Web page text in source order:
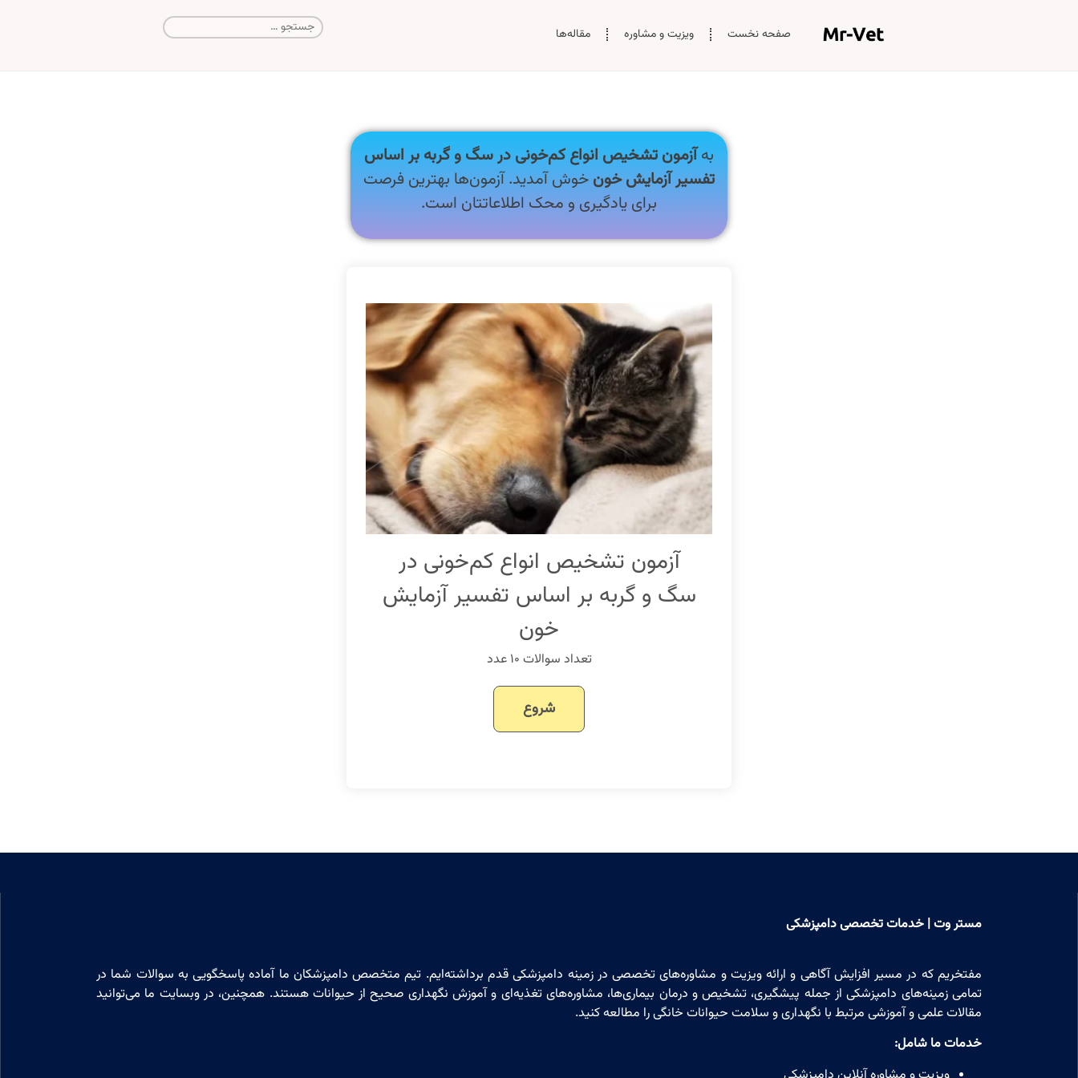
صفحه نخست ویزیت و مشاوره مقاله‌‌ها
بهآزمون تشخیص انواع کم‌خونی در سگ و گربه بر اساس
تفسیر آزمایش خونخوش آمدید. آزمون‌ها بهترین فرصت
برای یادگیری و محک اطلاعاتتان است.
آزمون تشخیص انواع کم‌خونی در
سگ و گربه بر اساس تفسیر آزمایش
خون
تعداد سوالات ۱۰ عدد
مستر وت | خدمات تخصصی دامپزشکی
مفتخریم که در مسیر افزایش آگاهی و ارائه ویزیت و مشاوره‌های تخصصی در زمینه دامپزشکی قدم برداشته‌ایم. تیم متخصص دامپزشکان ما آماده پاسخگویی به سوالات شما در
تمامی زمینه‌های دامپزشکی از جمله پیشگیری، تشخیص و درمان بیماری‌ها، مشاوره‌های تغذیه‌ای و آموزش نگهداری صحیح از حیوانات هستند. همچنین، در وبسایت ما می‌توانید
مقالات علمی و آموزشی مرتبط با نگهداری و سلامت حیوانات خانگی را مطالعه کنید.
خدمات ما شامل: